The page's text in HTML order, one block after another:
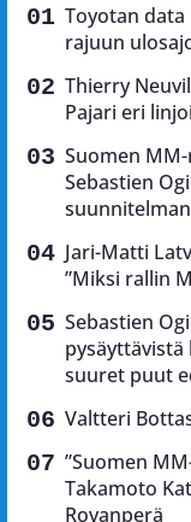
Toyotan
rajuun
Thierry
Pajari eri
Suomen
Sebastien
Jari-Matti
”Miksi rallin
Sebastien
pysäyttävistä
suuret puut
Valtteri
”Suomen
Takamoto
Rovanperä